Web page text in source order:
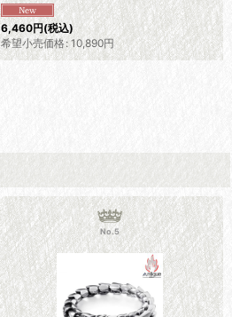
6,460円(税込)
希望小売価格: 10,890円
No.5